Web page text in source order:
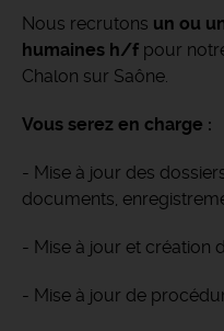
Nous recrutons un ou
humaines h/f pour
Chalon sur Saône.
Vous serez en charge :
- Mise à jour des
documents,
- Mise à jour et création
- Mise à jour de